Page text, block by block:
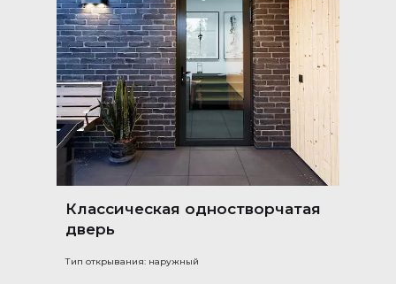
Классическая одностворчатая
дверь
Тип открывания: наружный